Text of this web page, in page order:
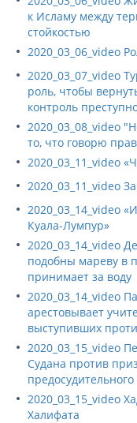
к Исламу между
стойкостью
2020_03_06_video
2020_03_07_video
роль, чтобы
контроль
2020_03_08_video
то, что говорю
2020_03_11_video
2020_03_11_video
2020_03_14_video
Куала-Лумпур»
2020_03_14_video
подобны мареву в
принимает за воду
2020_03_14_video
арестовывает
выступивших
2020_03_15_video
Судана против
предосудительного
2020_03_15_video
Халифата